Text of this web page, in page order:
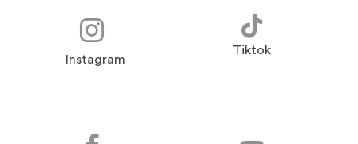
Instagram
Tiktok